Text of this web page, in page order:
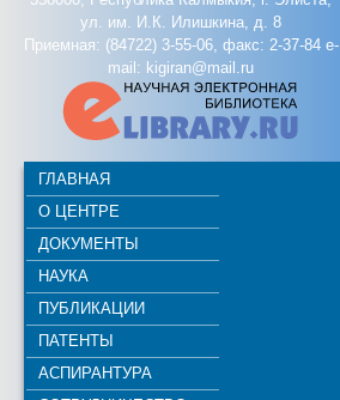
ул. им. И.К. Илишкина, д. 8
Приемная: (84722) 3-55-06, факс: 2-37-84 e-
mail: kigiran@mail.ru
ГЛАВНАЯ
О ЦЕНТРЕ
ДОКУМЕНТЫ
НАУКА
ПУБЛИКАЦИИ
ПАТЕНТЫ
АСПИРАНТУРА